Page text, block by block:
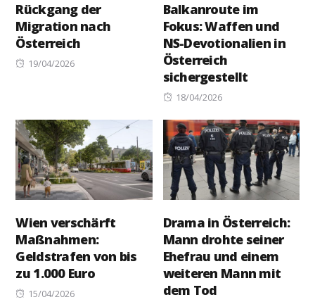
Rückgang der
Migration nach
Österreich
Posted
19/04/2026
Balkanroute im
Fokus: Waffen und
NS-Devotionalien in
Österreich
sichergestellt
Posted
18/04/2026
Wien verschärft
Maßnahmen:
Geldstrafen von bis
zu 1.000 Euro
Posted
15/04/2026
Drama in Österreich:
Mann drohte seiner
Ehefrau und einem
weiteren Mann mit
dem Tod